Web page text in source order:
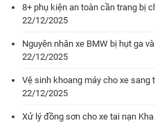
8+ phụ kiện an toàn cần trang bị
22/12/2025
Nguyên nhân xe BMW bị hụt ga
22/12/2025
Vệ sinh khoang máy cho xe sang
22/12/2025
Xử lý đồng sơn cho xe tai nạn